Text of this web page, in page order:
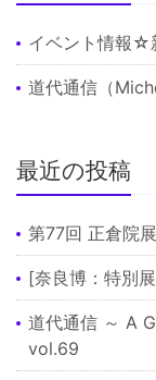
イベント情報☆
道代通信（
最近の投稿
第77回 正倉院
[奈良博：特別
道代通信 ～ A
vol.69